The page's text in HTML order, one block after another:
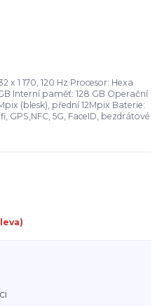
x 1 170, 120 Hz Procesor: Hexa
Interní paměť: 128 GB Operační
(blesk), přední 12Mpix Baterie:
GPS,NFC, 5G, FaceID, bezdrátové